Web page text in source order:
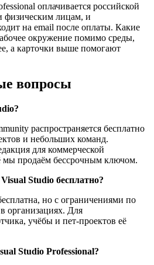
оплачивается российской
физическим лицам, и
на email после оплаты. Какие
окружение помимо среды,
а карточки выше помогают
вопросы
распространяется бесплатно
и небольших команд.
для коммерческой
мы продаём бессрочным ключом.
Studio бесплатно?
но с ограничениями по
организациях. Для
учёбы и пет-проектов её
Studio Professional?